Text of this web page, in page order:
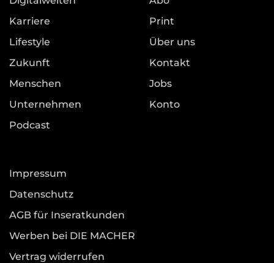
Karriere
Lifestyle
Zukunft
Menschen
Unternehmen
Podcast
Print
Über uns
Kontakt
Jobs
Konto
Impressum
Datenschutz
AGB für Inseratkunden
Werben bei DIE MACHER
Vertrag widerrufen